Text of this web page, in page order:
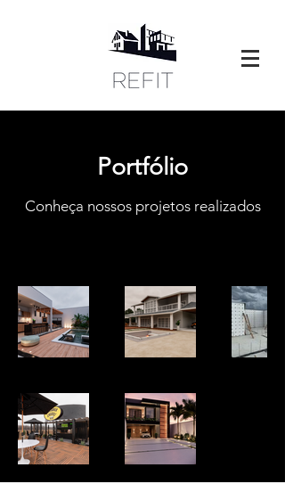
Portfólio
Conheça nossos projetos realizados